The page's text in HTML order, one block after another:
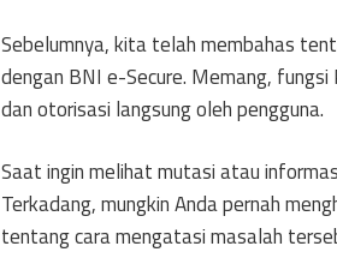
Sebelumnya, kita telah membahas
dengan BNI e-Secure. Memang,
dan otorisasi langsung oleh pengguna.
Saat ingin melihat mutasi atau
Terkadang, mungkin Anda pernah
tentang cara mengatasi masalah